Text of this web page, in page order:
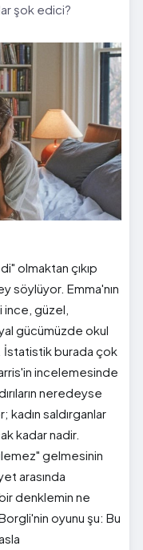
şok edici?
olmaktan çıkıp
söylüyor. Emma'nın
ince, güzel,
gücümüzde okul
İstatistik burada çok
incelemesinde
neredeyse
kadın saldırganlar
kadar nadir.
gelmesinin
arasında
denklemin ne
oyunu şu: Bu